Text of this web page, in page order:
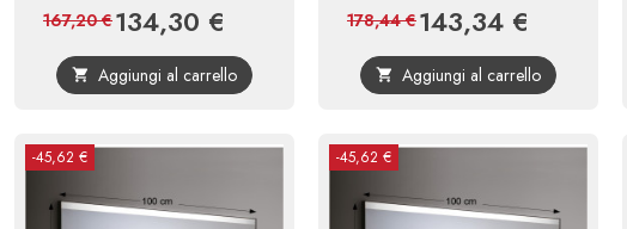
Prezzo
134,30 €
base
167,20 €
 Aggiungi al carrello
Prezzo
143,34 €
base
178,44 €
 Aggiungi al carrello
-45,62 € -45,62 €